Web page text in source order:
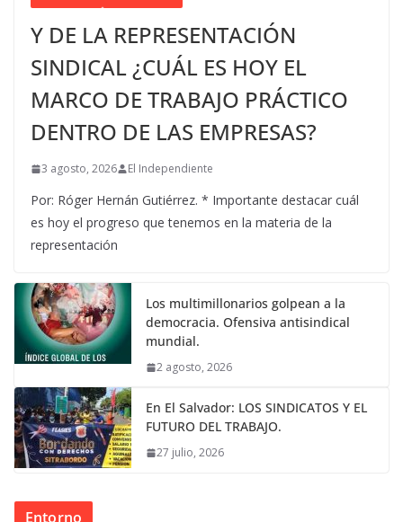
Y DE LA REPRESENTACIÓN
SINDICAL ¿CUÁL ES HOY EL
MARCO DE TRABAJO PRÁCTICO
DENTRO DE LAS EMPRESAS?
3 agosto, 2026 El Independiente
Por: Róger Hernán Gutiérrez. * Importante destacar cuál
es hoy el progreso que tenemos en la materia de la
representación
Los multimillonarios golpean a la
democracia. Ofensiva antisindical
mundial.
2 agosto, 2026
En El Salvador: LOS SINDICATOS Y EL
FUTURO DEL TRABAJO.
27 julio, 2026
Entorno